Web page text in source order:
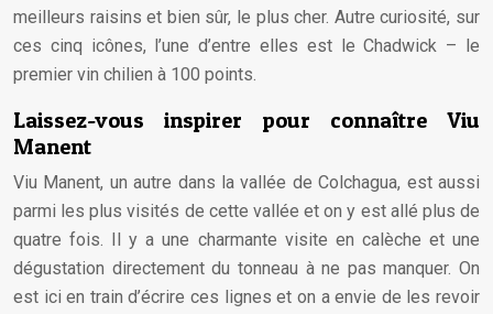
meilleurs raisins et bien sûr, le plus cher. Autre curiosité, sur
ces cinq icônes, l’une d’entre elles est le Chadwick – le
premier vin chilien à 100 points.
Laissez-vous inspirer pour connaître Viu
Manent
Viu Manent, un autre dans la vallée de Colchagua, est aussi
parmi les plus visités de cette vallée et on y est allé plus de
quatre fois. Il y a une charmante visite en calèche et une
dégustation directement du tonneau à ne pas manquer. On
est ici en train d’écrire ces lignes et on a envie de les revoir